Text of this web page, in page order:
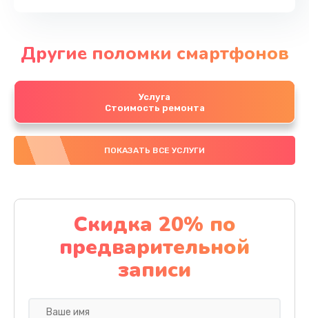
Другие поломки смартфонов
Услуга
Стоимость ремонта
ПОКАЗАТЬ ВСЕ УСЛУГИ
Скидка 20% по
предварительной
записи